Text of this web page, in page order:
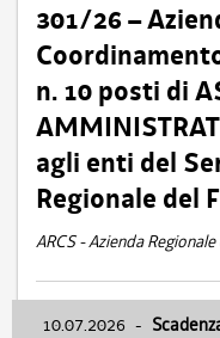
301/26 –
n. 10 posti di
agli enti del
Regionale del
ARCS - Azienda
10.07.2026 -